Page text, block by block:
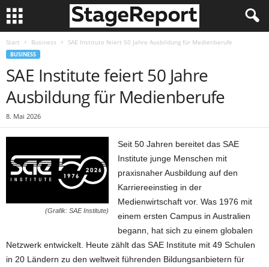
Start Business SAE Institute feiert 50 Jahre Ausbildung für Medienberufe
BUSINESS
SAE Institute feiert 50 Jahre
Ausbildung für Medienberufe
8. Mai 2026
(Grafik: SAE Institute)
Seit 50 Jahren bereitet das SAE
Institute junge Menschen mit
praxisnaher Ausbildung auf den
Karriereeinstieg in der
Medienwirtschaft vor. Was 1976 mit
einem ersten Campus in Australien
begann, hat sich zu einem globalen
Netzwerk entwickelt. Heute zählt das SAE Institute mit 49 Schulen
in 20 Ländern zu den weltweit führenden Bildungsanbietern für